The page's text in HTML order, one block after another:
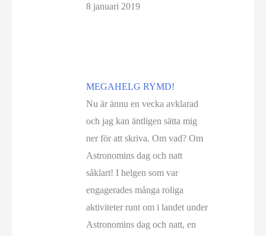
8 januari 2019
MEGAHELG RYMD!
Nu är ännu en vecka avklarad
och jag kan äntligen sätta mig
ner för att skriva. Om vad? Om
Astronomins dag och natt
såklart! I helgen som var
engagerades många roliga
aktiviteter runt om i landet under
Astronomins dag och natt, en